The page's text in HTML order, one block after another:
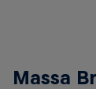
Massa